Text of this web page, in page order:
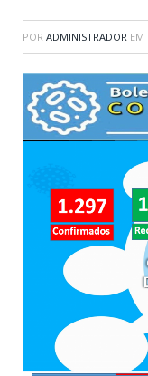
POR ADMINISTRADOR EM